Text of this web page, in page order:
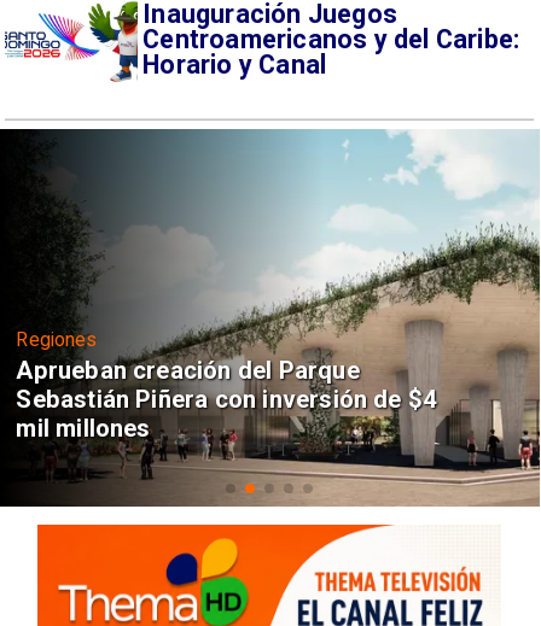
Inauguración Juegos
Centroamericanos y del Caribe:
Horario y Canal
Regiones
Aprueban creación del Parque
Sebastián Piñera con inversión de $4
mil millones